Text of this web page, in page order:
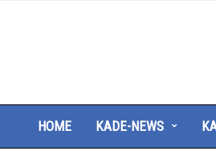
HOME KADE-NEWS